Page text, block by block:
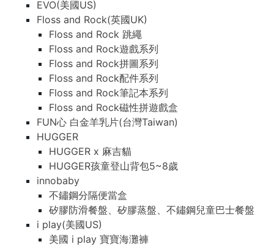
EVO(美國US)
Floss and Rock(英國UK)
Floss and Rock 跳繩
Floss and Rock遊戲系列
Floss and Rock拼圖系列
Floss and Rock配件系列
Floss and Rock筆記本系列
Floss and Rock磁性拼遊戲盒
FUN心 白金羊乳片(台灣Taiwan)
HUGGER
HUGGER x 麻吉貓
HUGGER孩童登山背包5~8歲
innobaby
不鏽鋼分隔便當盒
矽膠防滑餐盤、矽膠蒸盤、不鏽鋼兒童巴士餐盤
i play(美國US)
美國 i play 寶寶海灘褲